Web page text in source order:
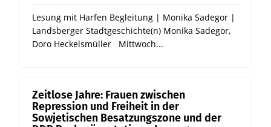
Lesung mit Harfen Begleitung | Monika Sadegor |
Landsberger Stadtgeschichte(n) Monika Sadegor,
Doro Heckelsmüller Mittwoch...
Zeitlose Jahre: Frauen zwischen
Repression und Freiheit in der
Sowjetischen Besatzungszone und der